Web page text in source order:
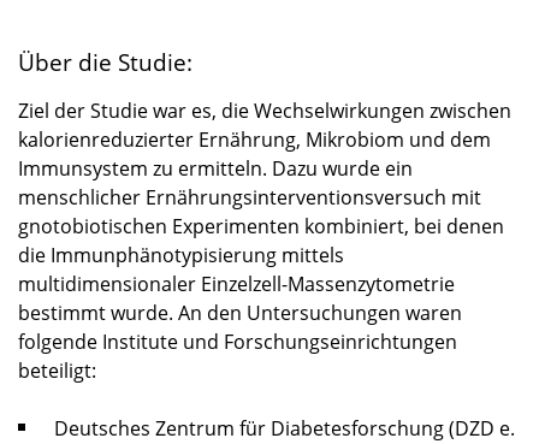
Über die Studie:
Ziel der Studie war es, die Wechselwirkungen zwischen
kalorienreduzierter Ernährung, Mikrobiom und dem
Immunsystem zu ermitteln. Dazu wurde ein
menschlicher Ernährungsinterventionsversuch mit
gnotobiotischen Experimenten kombiniert, bei denen
die Immunphänotypisierung mittels
multidimensionaler Einzelzell-Massenzytometrie
bestimmt wurde. An den Untersuchungen waren
folgende Institute und Forschungseinrichtungen
beteiligt:
Deutsches Zentrum für Diabetesforschung (DZD e.